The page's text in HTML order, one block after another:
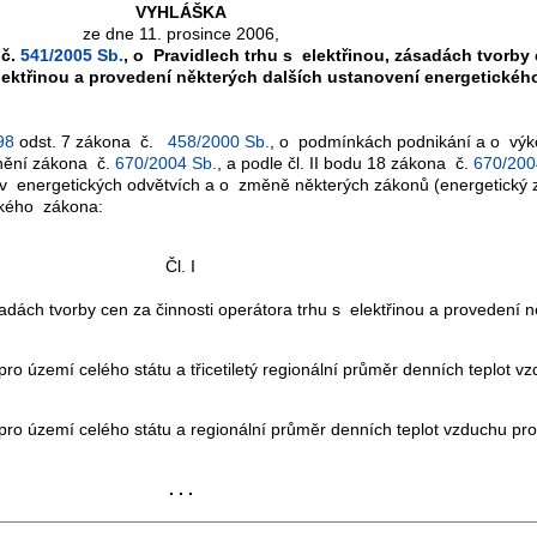
VYHLÁŠKA
ze dne 11. prosince 2006,
541/2005 Sb., o Pravidlech trhu s elektřinou, zásadách tvorby
a provedení některých dalších ustanovení
odst. 7 zákona č. 458/2000 Sb.
, o podmínkách podnikání a o
zákona č. 670/2004 Sb. , a podle čl. II bodu 18 zákona č. 670/
odvětvích a o změně některých zákonů (energetický
zákona:
Čl. I
tvorby cen za činnosti operátora trhu s elektřinou a provedení
celého státu a třicetiletý regionální průměr denních teplot
celého státu a regionální průměr denních teplot vzduchu
. . .